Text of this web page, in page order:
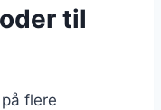
til
flere